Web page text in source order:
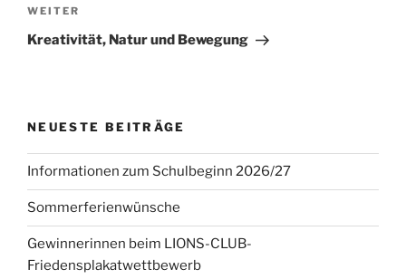
Nächster
Beitrag
WEITER
Kreativität, Natur und Bewegung
NEUESTE BEITRÄGE
Informationen zum Schulbeginn 2026/27
Sommerferienwünsche
Gewinnerinnen beim LIONS-CLUB-
Friedensplakatwettbewerb